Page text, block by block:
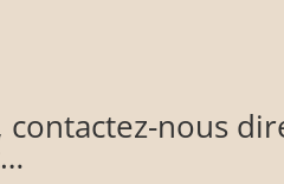
nous